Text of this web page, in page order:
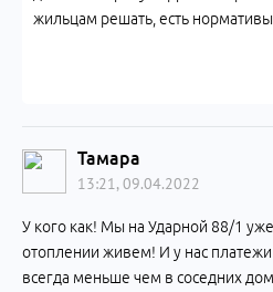
жильцам решать, есть
Тамара
13:21, 09.04.2022
У кого как! Мы на Ударной 88/1
отоплении живем! И у нас
всегда меньше чем в соседних